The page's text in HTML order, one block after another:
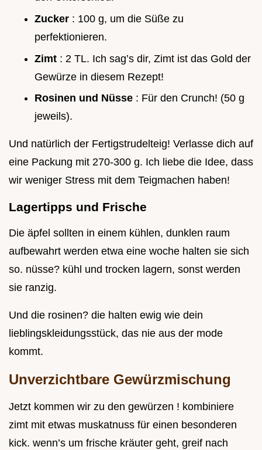
Zucker : 100 g, um die Süße zu
perfektionieren.
Zimt : 2 TL. Ich sag’s dir, Zimt ist das Gold der
Gewürze in diesem Rezept!
Rosinen und Nüsse : Für den Crunch! (50 g
jeweils).
Und natürlich der Fertigstrudelteig! Verlasse dich auf
eine Packung mit 270-300 g. Ich liebe die Idee, dass
wir weniger Stress mit dem Teigmachen haben!
Lagertipps und Frische
Die äpfel sollten in einem kühlen, dunklen raum
aufbewahrt werden etwa eine woche halten sie sich
so. nüsse? kühl und trocken lagern, sonst werden
sie ranzig.
Und die rosinen? die halten ewig wie dein
lieblingskleidungsstück, das nie aus der mode
kommt.
Unverzichtbare Gewürzmischung
Jetzt kommen wir zu den gewürzen ! kombiniere
zimt mit etwas muskatnuss für einen besonderen
kick. wenn’s um frische kräuter geht, greif nach